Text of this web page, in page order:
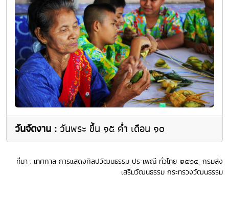
วันจัดงาน : วันพระ ขึ้น ๑๕ ค่ำ เดือน ๑๐
ที่มา : เทศกาล การแสดงศิลปวัฒนธรรม ประเพณี ทั่วไทย ๒๕๖๔, กรมส่ง
เสริมวัฒนธรรม กระทรวงวัฒนธรรม